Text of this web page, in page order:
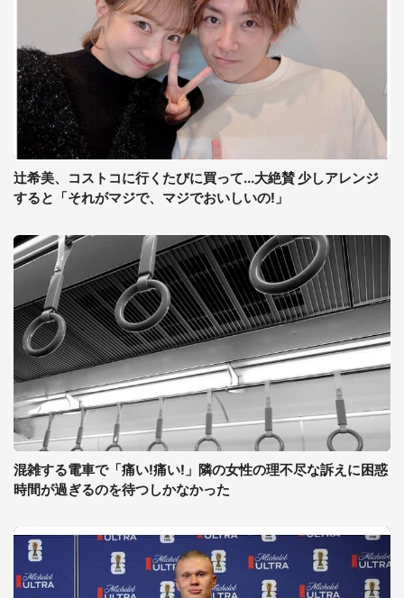
辻希美、コストコに行くたびに買って...大絶賛 少しアレンジ
すると「それがマジで、マジでおいしいの!」
混雑する電車で「痛い!痛い!」隣の女性の理不尽な訴えに困惑
時間が過ぎるのを待つしかなかった